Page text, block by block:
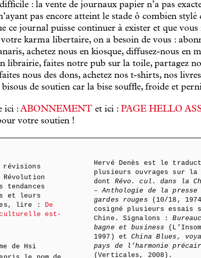
: la vente de journaux papier n’a pas
pas encore atteint le stade ô combien stylé
ce journal puisse continuer à exister et que
votre karma libertaire, on a besoin de vous :
achetez nous en kiosque, diffusez-nous en
librairie, faites notre pub sur la toile, partagez
nous des dons, achetez nos t-shirts, nos
bisous de soutien car la bise souffle, froide et
ici : ABONNEMENT et ici : PAGE HELLO
votre soutien !
révisions
et leurs
lire : De
est-
de Hsi
Hervé Denès est le
plusieurs ouvrages sur la
dont Révo. cul. dans la
– Anthologie de la presse
gardes rouges (10/18,
cosigné plusieurs essais
Chine. Signalons :
bagne et business
1997) etChina Blues,
pays de l’harmonie
(Verticales, 2008).